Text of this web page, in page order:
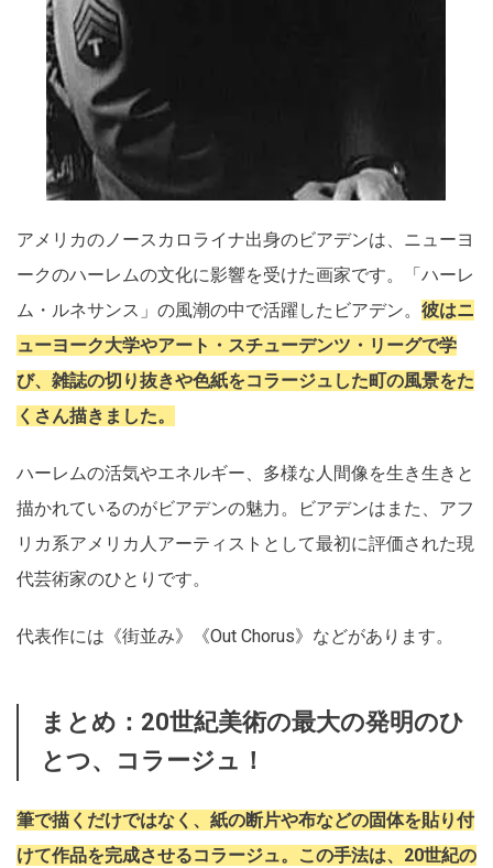
アメリカのノースカロライナ出身のビアデンは、ニューヨ
ークのハーレムの文化に影響を受けた画家です。「ハーレ
ム・ルネサンス」の風潮の中で活躍したビアデン。 彼はニ
ューヨーク大学やアート・スチューデンツ・リーグで学
び、雑誌の切り抜きや色紙をコラージュした町の風景をた
くさん描きました。
ハーレムの活気やエネルギー、多様な人間像を生き生きと
描かれているのがビアデンの魅力。ビアデンはまた、アフ
リカ系アメリカ人アーティストとして最初に評価された現
代芸術家のひとりです。
代表作には《街並み》《Out Chorus》などがあります。
まとめ：20世紀美術の最大の発明のひ
とつ、コラージュ！
筆で描くだけではなく、紙の断片や布などの固体を貼り付
けて作品を完成させるコラージュ。この手法は、20世紀の